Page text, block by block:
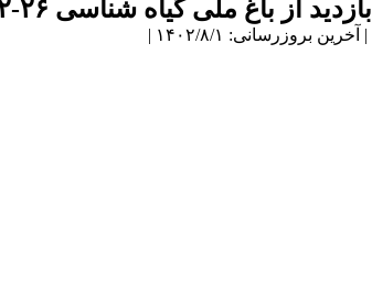
بازدید از باغ ملی گیاه شناسی ۲۶-۲-۹۷
| آخرین بروزرسانی: ۱۴۰۲/۸/۱ |